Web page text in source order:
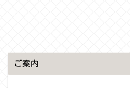
ご案内